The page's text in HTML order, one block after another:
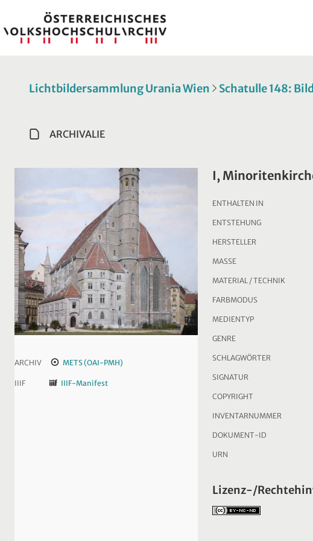
Lichtbildersammlung Urania Wien Schatulle 148:
ARCHIVALIE
ARCHIV METS (OAI-PMH)
IIIF IIIF-Manifest
I,
ENTHALTEN IN
ENTSTEHUNG
HERSTELLER
MASSE
MATERIAL / TECHNIK
FARBMODUS
MEDIENTYP
GENRE
SCHLAGWÖRTER
SIGNATUR
COPYRIGHT
INVENTARNUMMER
DOKUMENT-ID
URN
Lizenz-/